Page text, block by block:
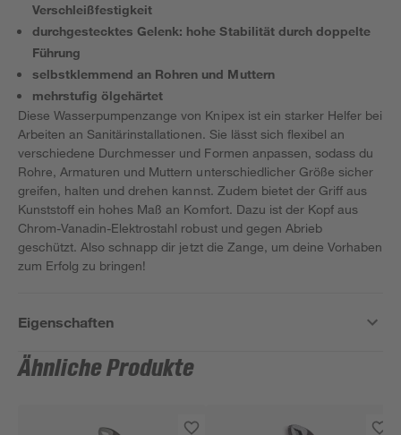
Verschleißfestigkeit
durchgestecktes Gelenk: hohe Stabilität durch doppelte
Führung
selbstklemmend an Rohren und Muttern
mehrstufig ölgehärtet
Diese Wasserpumpenzange von Knipex ist ein starker Helfer bei
Arbeiten an Sanitärinstallationen. Sie lässt sich flexibel an
verschiedene Durchmesser und Formen anpassen, sodass du
Rohre, Armaturen und Muttern unterschiedlicher Größe sicher
greifen, halten und drehen kannst. Zudem bietet der Griff aus
Kunststoff ein hohes Maß an Komfort. Dazu ist der Kopf aus
Chrom-Vanadin-Elektrostahl robust und gegen Abrieb
geschützt. Also schnapp dir jetzt die Zange, um deine Vorhaben
zum Erfolg zu bringen!
Eigenschaften
Ähnliche Produkte